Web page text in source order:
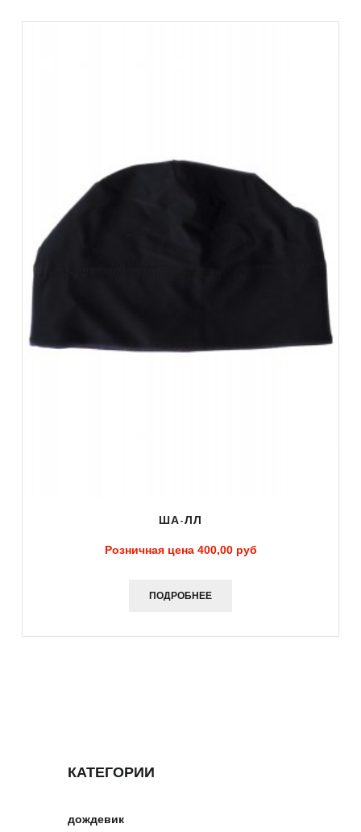
ША-ЛЛ
Розничная цена 400,00 руб
ПОДРОБНЕЕ
КАТЕГОРИИ
дождевик